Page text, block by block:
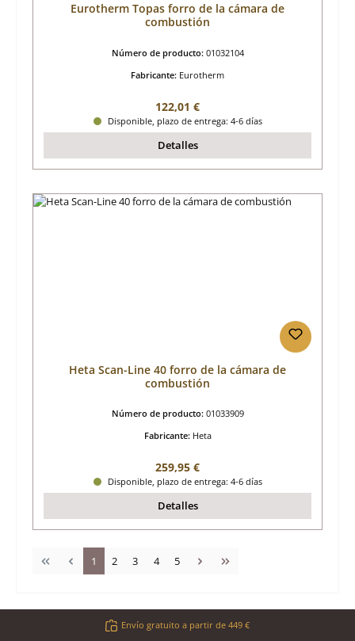
Eurotherm Topas forro de la cámara de
combustión
Número de producto: 01032104
Fabricante: Eurotherm
Precio normal:
122,01 €
Disponible, plazo de entrega: 4-6 días
Detalles
Heta Scan-Line 40 forro de la cámara de
combustión
Número de producto: 01033909
Fabricante: Heta
Precio normal:
259,95 €
Disponible, plazo de entrega: 4-6 días
Detalles
Página
1 Página
2 Página
3 Página
4 Página
5
Envío gratuito a partir de 449 €